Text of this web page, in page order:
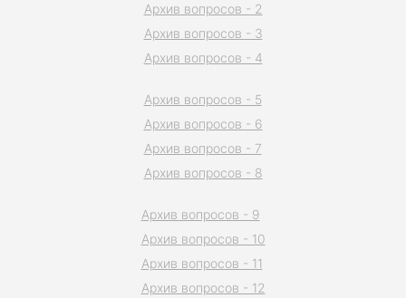
Архив вопросов - 2
Архив вопросов - 3
Архив вопросов - 4
Архив вопросов - 5
Архив вопросов - 6
Архив вопросов - 7
Архив вопросов - 8
Архив вопросов - 9
Архив вопросов - 10
Архив вопросов - 11
Архив вопросов - 12